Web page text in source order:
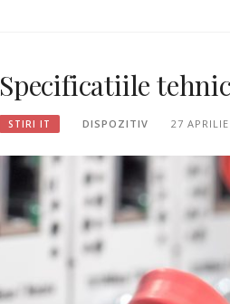
Specificatiile
STIRI IT DISPOZITIV 27